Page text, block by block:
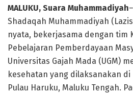
MALUKU, Suara Muhammadiyah
Shadaqah Muhammadiyah
nyata, bekerjasama dengan tim
Pebelajaran Pemberdayaan
Universitas Gajah Mada (UGM)
kesehatan yang dilaksanakan di
Pulau Haruku, Maluku Tengah.